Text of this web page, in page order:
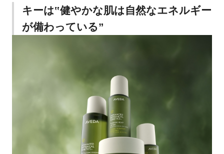
キーは‟健やかな肌は自然なエネルギー
が備わっている”